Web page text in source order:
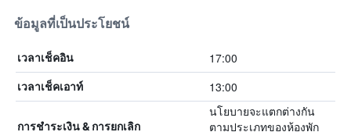
ข้อมูลที่เป็นประโยชน์
เวลาเช็คอิน 17:00
เวลาเช็คเอาท์ 13:00
การชำระเงิน & การยกเลิก
นโยบายจะแตกต่างกัน
ตามประเภทของห้องพัก